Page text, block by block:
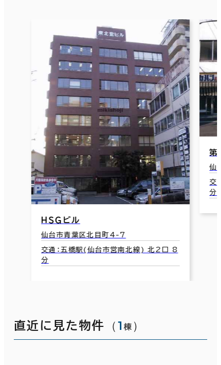
ＨＳＧビル
仙台市青葉区北目町4-7
交通：五橋駅(仙台市営南北線) 北2口 8
分
第
仙
交
分
直近に見た物件 （1 棟 ）